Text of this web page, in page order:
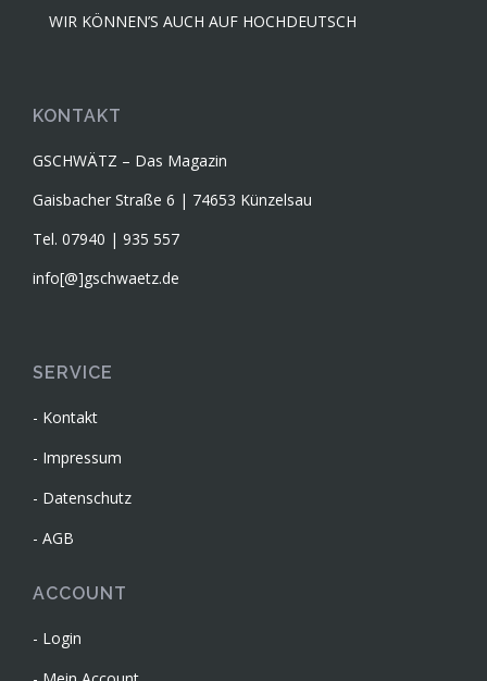
WIR KÖNNEN’S AUCH AUF HOCHDEUTSCH
KONTAKT
GSCHWÄTZ – Das Magazin
Gaisbacher Straße 6 | 74653 Künzelsau
Tel. 07940 | 935 557
info[@]gschwaetz.de
SERVICE
Kontakt
Impressum
Datenschutz
AGB
ACCOUNT
Login